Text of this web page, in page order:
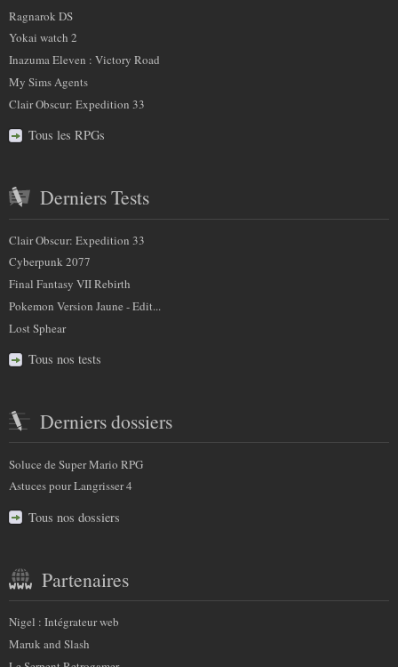
nous
partenaires
Ragnarok DS
Yokai watch 2
Inazuma Eleven : Victory Road
My Sims Agents
Clair Obscur: Expedition 33
Tous les RPGs
Derniers Tests
Clair Obscur: Expedition 33
Cyberpunk 2077
Final Fantasy VII Rebirth
Pokemon Version Jaune - Edit...
Lost Sphear
Tous nos tests
Derniers dossiers
Soluce de Super Mario RPG
Astuces pour Langrisser 4
Tous nos dossiers
Partenaires
Nigel : Intégrateur web
Maruk and Slash